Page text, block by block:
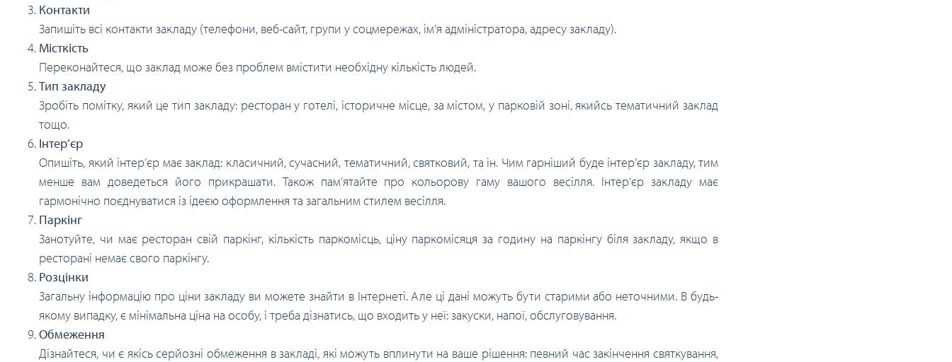
Контакти
Запишіть всі контакти закладу (телефони, веб-сайт, групи у соцмережах, ім’я адміністратора, адресу закладу).
Місткість
Переконайтеся, що заклад може без проблем вмістити необхідну кількість людей.
Тип закладу
Зробіть помітку, який це тип закладу: ресторан у готелі, історичне місце, за містом, у парковій зоні, якийсь тематичний заклад
тощо.
Інтер’єр
Опишіть, який інтер’єр має заклад: класичний, сучасний, тематичний, святковий, та ін. Чим гарніший буде інтер’єр закладу, тим
менше вам доведеться його прикрашати. Також пам’ятайте про кольорову гаму вашого весілля. Інтер’єр закладу має
гармонічно поєднуватися із ідеєю оформлення та загальним стилем весілля.
Паркінг
Занотуйте, чи має ресторан свій паркінг, кількість паркомісць, ціну паркомісяця за годину на паркінгу біля закладу, якщо в
ресторані немає свого паркінгу.
Розцінки
Загальну інформацію про ціни закладу ви можете знайти в Інтернеті. Але ці дані можуть бути старими або неточними. В будь-
якому випадку, є мінімальна ціна на особу, і треба дізнатись, що входить у неї: закуски, напої, обслуговування.
Обмеження
Дізнайтеся, чи є якісь серйозні обмеження в закладі, які можуть вплинути на ваше рішення: певний час закінчення святкування,